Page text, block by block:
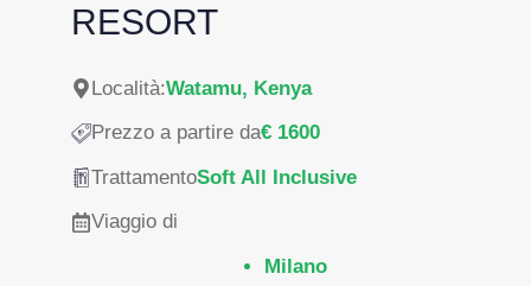
RESORT
Località:Watamu, Kenya
Prezzo a partire da€ 1600
TrattamentoSoft All Inclusive
Viaggio di
Milano